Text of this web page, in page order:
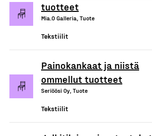
tuotteet
Mia.O Galleria, Tuote
Tekstiilit
Painokankaat ja niistä
ommellut tuotteet
Seriöösi Oy, Tuote
Tekstiilit